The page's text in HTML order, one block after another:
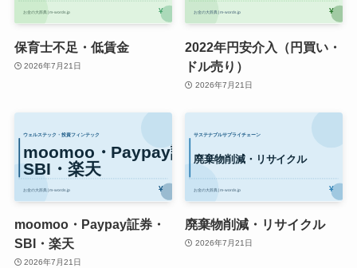
保育士不足・低賃金
2026年7月21日
2022年円安介入（円買い・
ドル売り）
2026年7月21日
moomoo・Paypay証券・
SBI・楽天
2026年7月21日
廃棄物削減・リサイクル
2026年7月21日